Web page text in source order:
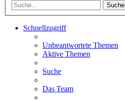
Suche
Schnellzugriff
Unbeantwortete Themen
Aktive Themen
Suche
Das Team